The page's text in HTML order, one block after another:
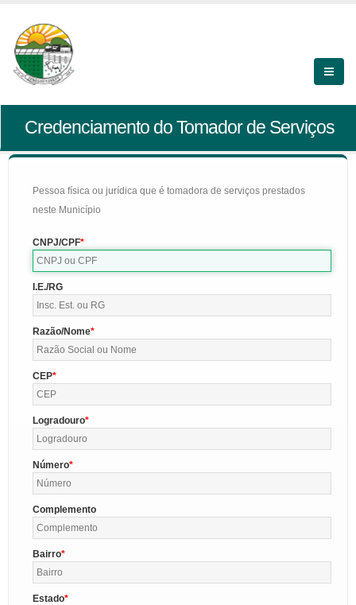
Credenciamento do Tomador de Serviços
Pessoa física ou jurídica que é tomadora de serviços prestados
neste Município
CNPJ/CPF
I.E./RG
Razão/Nome
CEP
Logradouro
Número
Complemento
Bairro
Estado